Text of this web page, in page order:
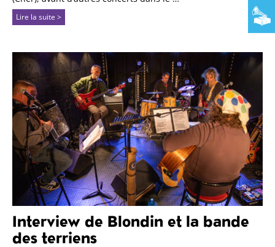
Lire la suite >
Interview de Blondin et la bande
des terriens